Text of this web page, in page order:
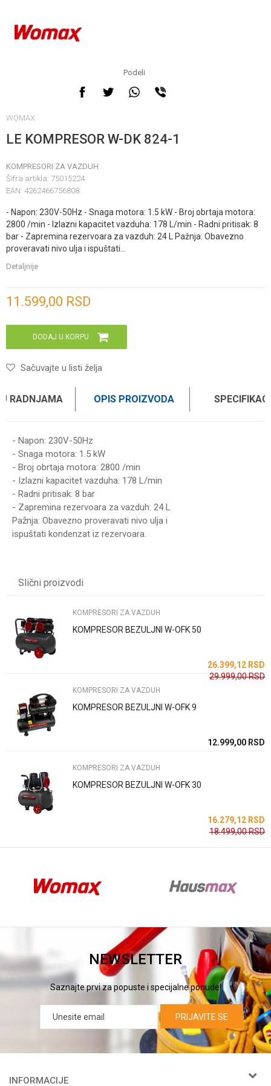
Podeli
WOMAX
LE KOMPRESOR W-DK 824-1
KOMPRESORI ZA VAZDUH
Šifra artikla: 75015224
EAN: 4262466756808
- Napon: 230V-50Hz - Snaga motora: 1.5 kW - Broj obrtaja motora:
2800 /min - Izlazni kapacitet vazduha: 178 L/min - Radni pritisak: 8
bar - Zapremina rezervoara za vazduh: 24 L Pažnja: Obavezno
proveravati nivo ulja i ispuštati
Detaljnije
11.599,00 RSD
DODAJ U KORPU
Sačuvajte u listi želja
RADNJAMA OPIS PROIZVODA
- Napon: 230V-50Hz
- Snaga motora: 1.5 kW
- Broj obrtaja motora: 2800 /min
- Izlazni kapacitet vazduha: 178 L/min
- Radni pritisak: 8 bar
- Zapremina rezervoara za vazduh: 24 L
Pažnja: Obavezno proveravati nivo ulja i
ispuštati kondenzat iz rezervoara.
Težina specifikacija
WOMAX
Poruka
Anti-spam zaštita - izračunajte koliko je 2 + 3 :
POŠALJI
Slični proizvodi
KOMPRESORI ZA VAZDUH
KOMPRESOR BEZULJNI W-OFK 50
26.399,12 RSD
29.999,00RSD
KOMPRESORI ZA VAZDUH
KOMPRESOR BEZULJNI W-OFK 9
12.999,00 RSD
KOMPRESORI ZA VAZDUH
KOMPRESOR BEZULJNI W-OFK 30
16.279,12 RSD
18.499,00RSD
NEWSLETTER
Saznajte prvi za popuste i specijalne ponude!
PRIJAVITE SE
INFORMACIJE